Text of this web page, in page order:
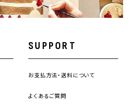
SUPPORT
お支払方法・送料について
よくあるご質問